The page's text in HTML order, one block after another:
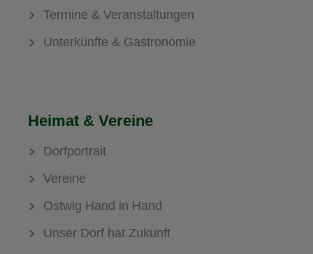
Termine & Veranstaltungen
Unterkünfte & Gastronomie
Heimat & Vereine
Dorfportrait
Vereine
Ostwig Hand in Hand
Unser Dorf hat Zukunft